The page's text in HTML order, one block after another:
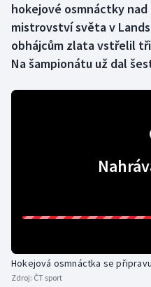
Box
Curling
Jezdectví
hokejové osmnáctky
mistrovství světa v
obhájcům zlata vstřelil
Na šampionátu už dal
Hokejová osmnáctka se
Zdroj: ČT sport